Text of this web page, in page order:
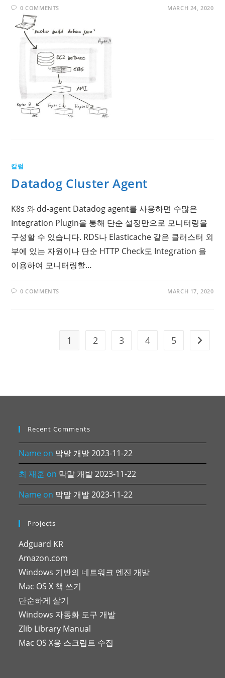
0 COMMENTS MARCH 24, 2020
칼럼
Datadog Cluster Agent
K8s 와 dd-agent Datadog agent를 사용하면 수많은
Integration Plugin을 통해 단순 설정만으로 모니터링을
구성할 수 있습니다. RDS나 Elasticache 같은 클러스터 외
부에 있는 자원이나 단순 HTTP Check도 Integration 을
이용하여 모니터링할…
0 COMMENTS MARCH 17, 2020
1 2 3 4 5 Go to
Recent Comments
Name on 막말 개발 2023-11-22
최 재훈 on 막말 개발 2023-11-22
Name on 막말 개발 2023-11-22
Projects
Adguard KR
Amazon.com
Windows 기반의 네트워크 엔진 개발
Mac OS X 책 쓰기
단순하게 살기
Windows 자동화 도구 개발
Zlib Library Manual
Mac OS X용 스크립트 수집